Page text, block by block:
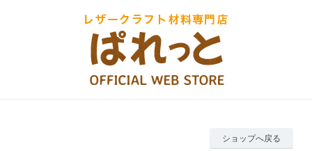
ショップへ戻る